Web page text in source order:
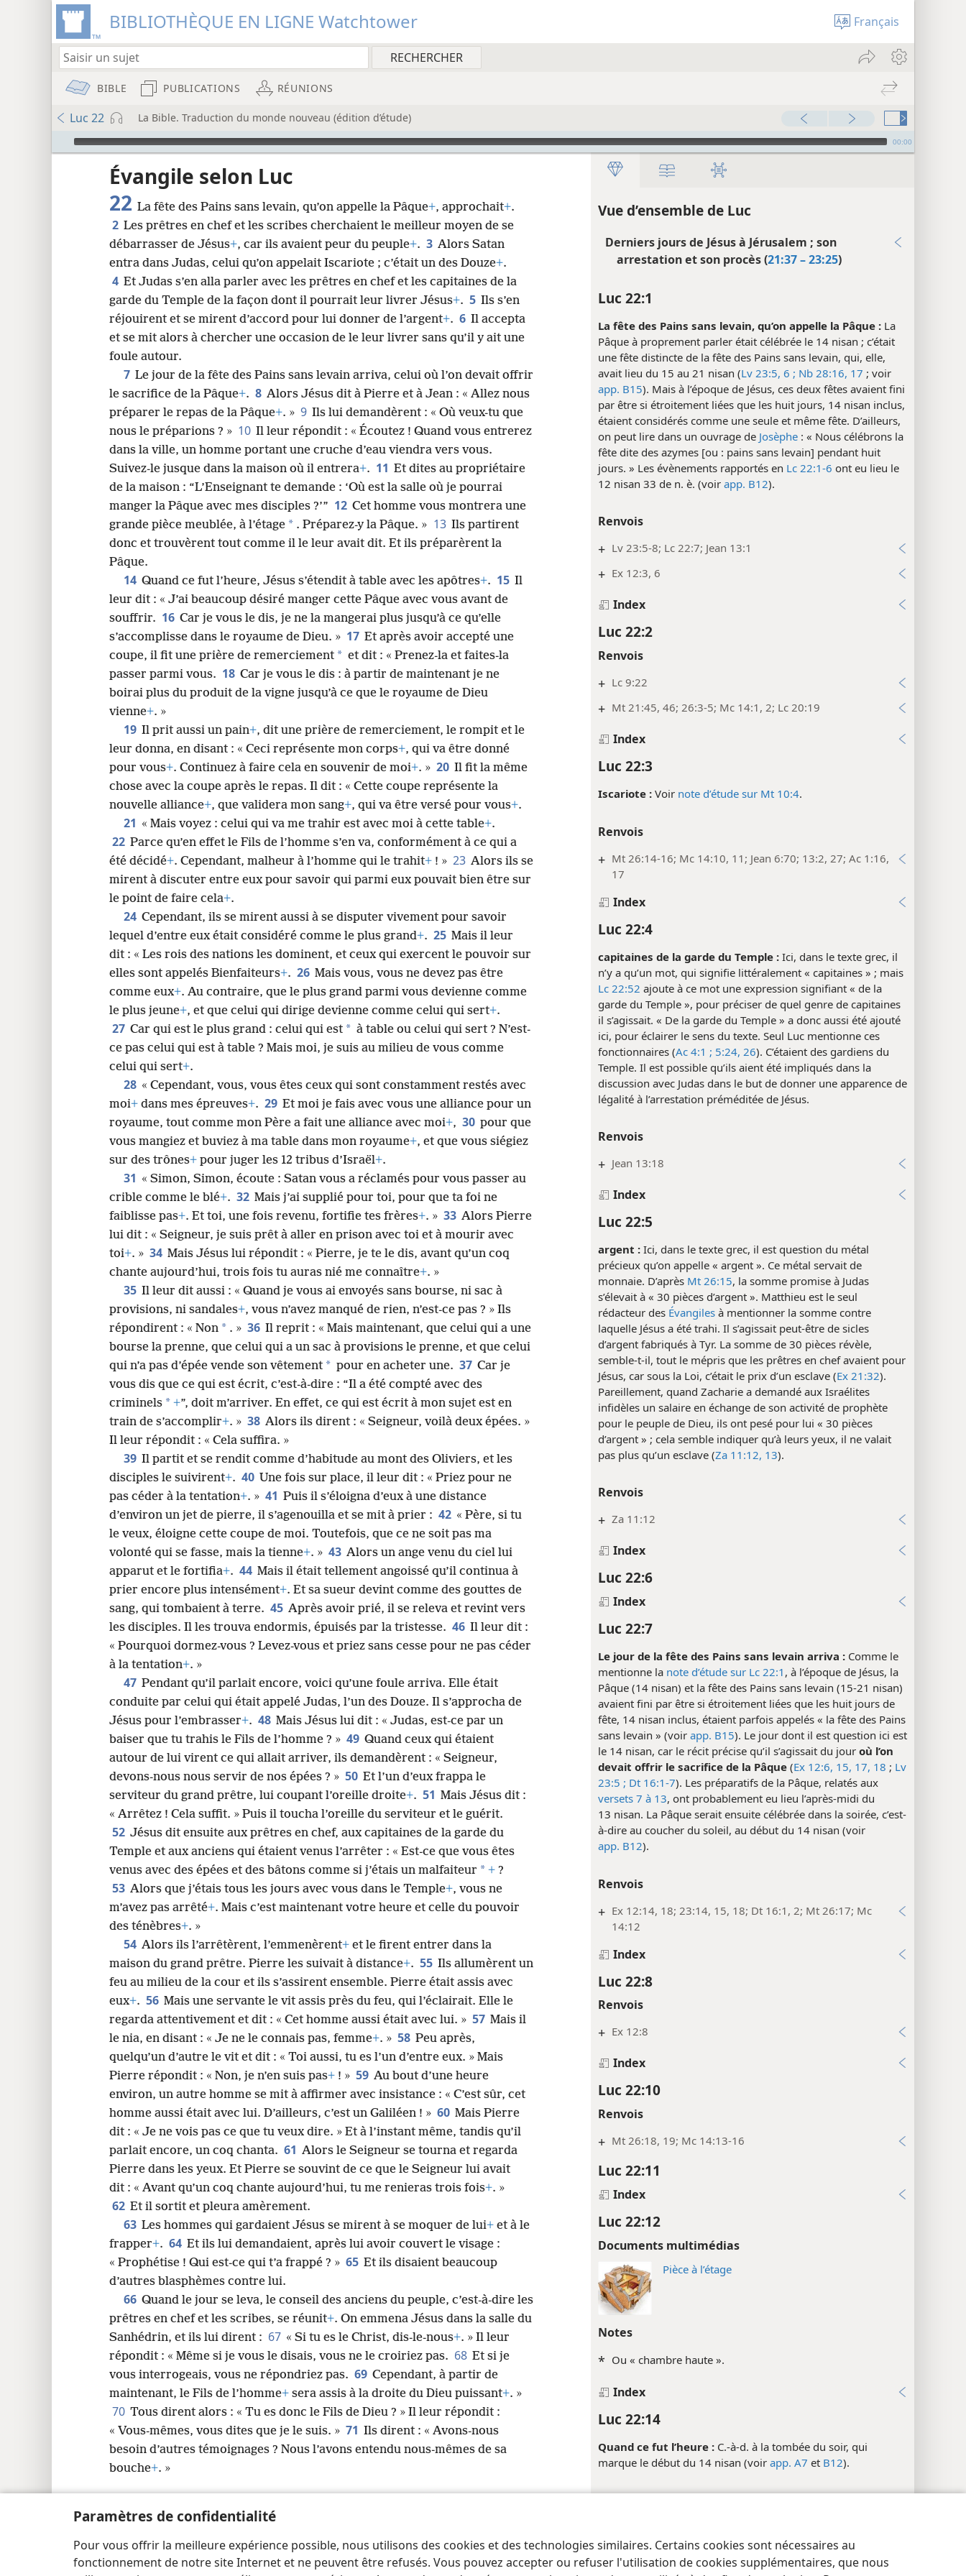
Paramètres de confidentialité
Pour vous offrir la meilleure expérience possible, nous utilisons des cookies et des technologies similaires. Certains cookies sont nécessaires au
fonctionnement de notre site Internet et ne peuvent être refusés. Vous pouvez accepter ou refuser l'utilisation de cookies supplémentaires, que nous
BIBLIOTHÈQUE EN LIGNE Watchtower Français
BIBLE PUBLICATIONS RÉUNIONS
Luc 22 La Bible. Traduction du monde nouveau (édition d’étude)
Audio Player 00:00
Vue d’ensemble de Luc
Derniers jours de Jésus à Jérusalem ; son
arrestation et son procès (21:37 – 23:25)
Luc 22:1
La fête des Pains sans levain, qu’on appelle la Pâque : La
Pâque à proprement parler était célébrée le 14 nisan ; c’était
une fête distincte de la fête des Pains sans levain, qui, elle,
avait lieu du 15 au 21 nisan (Lv 23:5, 6 ; Nb 28:16, 17 ; voir
app. B15). Mais à l’époque de Jésus, ces deux fêtes avaient fini
par être si étroitement liées que les huit jours, 14 nisan inclus,
étaient considérés comme une seule et même fête. D’ailleurs,
on peut lire dans un ouvrage de Josèphe : « Nous célébrons la
fête dite des azymes [ou : pains sans levain] pendant huit
jours. » Les évènements rapportés en Lc 22:1-6 ont eu lieu le
12 nisan 33 de n. è. (voir app. B12).
Renvois
+ Lv 23:5-8; Lc 22:7; Jean 13:1
+ Ex 12:3, 6
Index
Luc 22:2
Renvois
+ Lc 9:22
+ Mt 21:45, 46; 26:3-5; Mc 14:1, 2; Lc 20:19
Index
Luc 22:3
Iscariote : Voir note d’étude sur Mt 10:4.
Renvois
+ Mt 26:14-16; Mc 14:10, 11; Jean 6:70; 13:2, 27; Ac 1:16,
17
Index
Luc 22:4
capitaines de la garde du Temple : Ici, dans le texte grec, il
n’y a qu’un mot, qui signifie littéralement « capitaines » ; mais
Lc 22:52 ajoute à ce mot une expression signifiant « de la
garde du Temple », pour préciser de quel genre de capitaines
il s’agissait. « De la garde du Temple » a donc aussi été ajouté
ici, pour éclairer le sens du texte. Seul Luc mentionne ces
fonctionnaires (Ac 4:1 ; 5:24, 26). C’étaient des gardiens du
Temple. Il est possible qu’ils aient été impliqués dans la
discussion avec Judas dans le but de donner une apparence de
légalité à l’arrestation préméditée de Jésus.
Renvois
+ Jean 13:18
Index
Luc 22:5
argent : Ici, dans le texte grec, il est question du métal
précieux qu’on appelle « argent ». Ce métal servait de
monnaie. D’après Mt 26:15, la somme promise à Judas
s’élevait à « 30 pièces d’argent ». Matthieu est le seul
rédacteur des Évangiles à mentionner la somme contre
laquelle Jésus a été trahi. Il s’agissait peut-être de sicles
d’argent fabriqués à Tyr. La somme de 30 pièces révèle,
semble-t-il, tout le mépris que les prêtres en chef avaient pour
Jésus, car sous la Loi, c’était le prix d’un esclave (Ex 21:32).
Pareillement, quand Zacharie a demandé aux Israélites
infidèles un salaire en échange de son activité de prophète
pour le peuple de Dieu, ils ont pesé pour lui « 30 pièces
d’argent » ; cela semble indiquer qu’à leurs yeux, il ne valait
pas plus qu’un esclave (Za 11:12, 13).
Renvois
+ Za 11:12
Index
Luc 22:6
Index
Luc 22:7
Le jour de la fête des Pains sans levain arriva : Comme le
mentionne la note d’étude sur Lc 22:1 , à l’époque de Jésus, la
Pâque (14 nisan) et la fête des Pains sans levain (15-21 nisan)
avaient fini par être si étroitement liées que les huit jours de
fête, 14 nisan inclus, étaient parfois appelés « la fête des Pains
sans levain » (voir app. B15). Le jour dont il est question ici est
le 14 nisan, car le récit précise qu’il s’agissait du jour où l’on
devait offrir le sacrifice de la Pâque (Ex 12:6, 15, 17, 18 ; Lv
23:5 ; Dt 16:1-7). Les préparatifs de la Pâque, relatés aux
versets 7 à 13, ont probablement eu lieu l’après-midi du
13 nisan. La Pâque serait ensuite célébrée dans la soirée, c’est-
à-dire au coucher du soleil, au début du 14 nisan (voir
app. B12).
Renvois
+ Ex 12:14, 18; 23:14, 15, 18; Dt 16:1, 2; Mt 26:17; Mc
14:12
Index
Luc 22:8
Renvois
+ Ex 12:8
Index
Luc 22:10
Renvois
+ Mt 26:18, 19; Mc 14:13-16
Luc 22:11
Index
Luc 22:12
Documents multimédias
Pièce à l’étage
Notes
* Ou « chambre haute ».
Index
Luc 22:14
Quand ce fut l’heure : C.-à-d. à la tombée du soir, qui
marque le début du 14 nisan (voir app. A7 et B12).
Luc 22:15
Évangile selon Luc
22 La fête des Pains sans levain, qu’on appelle la Pâque+, approchait+.
2 Les prêtres en chef et les scribes cherchaient le meilleur moyen de se
débarrasser de Jésus+, car ils avaient peur du peuple+. 3 Alors Satan
entra dans Judas, celui qu’on appelait Iscariote ; c’était un des Douze+.
4 Et Judas s’en alla parler avec les prêtres en chef et les capitaines de la
garde du Temple de la façon dont il pourrait leur livrer Jésus+. 5 Ils s’en
réjouirent et se mirent d’accord pour lui donner de l’argent+. 6 Il accepta
et se mit alors à chercher une occasion de le leur livrer sans qu’il y ait une
foule autour.
7 Le jour de la fête des Pains sans levain arriva, celui où l’on devait offrir
le sacrifice de la Pâque+. 8 Alors Jésus dit à Pierre et à Jean : « Allez nous
préparer le repas de la Pâque+. » 9 Ils lui demandèrent : « Où veux-tu que
nous le préparions ? » 10 Il leur répondit : « Écoutez ! Quand vous entrerez
dans la ville, un homme portant une cruche d’eau viendra vers vous.
Suivez-le jusque dans la maison où il entrera+. 11 Et dites au propriétaire
de la maison : “L’Enseignant te demande : ‘Où est la salle où je pourrai
manger la Pâque avec mes disciples ?’” 12 Cet homme vous montrera une
grande pièce meublée, à l’étage * . Préparez-y la Pâque. » 13 Ils partirent
donc et trouvèrent tout comme il le leur avait dit. Et ils préparèrent la
Pâque.
14 Quand ce fut l’heure, Jésus s’étendit à table avec les apôtres+. 15 Il
leur dit : « J’ai beaucoup désiré manger cette Pâque avec vous avant de
souffrir. 16 Car je vous le dis, je ne la mangerai plus jusqu’à ce qu’elle
s’accomplisse dans le royaume de Dieu. » 17 Et après avoir accepté une
coupe, il fit une prière de remerciement * et dit : « Prenez-la et faites-la
passer parmi vous. 18 Car je vous le dis : à partir de maintenant je ne
boirai plus du produit de la vigne jusqu’à ce que le royaume de Dieu
vienne+. »
19 Il prit aussi un pain+, dit une prière de remerciement, le rompit et le
leur donna, en disant : « Ceci représente mon corps+, qui va être donné
pour vous+. Continuez à faire cela en souvenir de moi+. » 20 Il fit la même
chose avec la coupe après le repas. Il dit : « Cette coupe représente la
nouvelle alliance+, que validera mon sang+, qui va être versé pour vous+.
21 « Mais voyez : celui qui va me trahir est avec moi à cette table+.
22 Parce qu’en effet le Fils de l’homme s’en va, conformément à ce qui a
été décidé+. Cependant, malheur à l’homme qui le trahit+ ! » 23 Alors ils se
mirent à discuter entre eux pour savoir qui parmi eux pouvait bien être sur
le point de faire cela+.
24 Cependant, ils se mirent aussi à se disputer vivement pour savoir
lequel d’entre eux était considéré comme le plus grand+. 25 Mais il leur
dit : « Les rois des nations les dominent, et ceux qui exercent le pouvoir sur
elles sont appelés Bienfaiteurs+. 26 Mais vous, vous ne devez pas être
comme eux+. Au contraire, que le plus grand parmi vous devienne comme
le plus jeune+, et que celui qui dirige devienne comme celui qui sert+.
27 Car qui est le plus grand : celui qui est * à table ou celui qui sert ? N’est-
ce pas celui qui est à table ? Mais moi, je suis au milieu de vous comme
celui qui sert+.
28 « Cependant, vous, vous êtes ceux qui sont constamment restés avec
moi+ dans mes épreuves+. 29 Et moi je fais avec vous une alliance pour un
royaume, tout comme mon Père a fait une alliance avec moi+, 30 pour que
vous mangiez et buviez à ma table dans mon royaume+, et que vous siégiez
sur des trônes+ pour juger les 12 tribus d’Israël+.
31 « Simon, Simon, écoute : Satan vous a réclamés pour vous passer au
crible comme le blé+. 32 Mais j’ai supplié pour toi, pour que ta foi ne
faiblisse pas+. Et toi, une fois revenu, fortifie tes frères+. » 33 Alors Pierre
lui dit : « Seigneur, je suis prêt à aller en prison avec toi et à mourir avec
toi+. » 34 Mais Jésus lui répondit : « Pierre, je te le dis, avant qu’un coq
chante aujourd’hui, trois fois tu auras nié me connaître+. »
35 Il leur dit aussi : « Quand je vous ai envoyés sans bourse, ni sac à
provisions, ni sandales+, vous n’avez manqué de rien, n’est-ce pas ? » Ils
répondirent : « Non * . » 36 Il reprit : « Mais maintenant, que celui qui a une
bourse la prenne, que celui qui a un sac à provisions le prenne, et que celui
qui n’a pas d’épée vende son vêtement * pour en acheter une. 37 Car je
vous dis que ce qui est écrit, c’est-à-dire : “Il a été compté avec des
criminels * +”, doit m’arriver. En effet, ce qui est écrit à mon sujet est en
train de s’accomplir+. » 38 Alors ils dirent : « Seigneur, voilà deux épées. »
Il leur répondit : « Cela suffira. »
39 Il partit et se rendit comme d’habitude au mont des Oliviers, et les
disciples le suivirent+. 40 Une fois sur place, il leur dit : « Priez pour ne
pas céder à la tentation+. » 41 Puis il s’éloigna d’eux à une distance
d’environ un jet de pierre, il s’agenouilla et se mit à prier : 42 « Père, si tu
le veux, éloigne cette coupe de moi. Toutefois, que ce ne soit pas ma
volonté qui se fasse, mais la tienne+. » 43 Alors un ange venu du ciel lui
apparut et le fortifia+. 44 Mais il était tellement angoissé qu’il continua à
prier encore plus intensément+. Et sa sueur devint comme des gouttes de
sang, qui tombaient à terre. 45 Après avoir prié, il se releva et revint vers
les disciples. Il les trouva endormis, épuisés par la tristesse. 46 Il leur dit :
« Pourquoi dormez-vous ? Levez-vous et priez sans cesse pour ne pas céder
à la tentation+. »
47 Pendant qu’il parlait encore, voici qu’une foule arriva. Elle était
conduite par celui qui était appelé Judas, l’un des Douze. Il s’approcha de
Jésus pour l’embrasser+. 48 Mais Jésus lui dit : « Judas, est-ce par un
baiser que tu trahis le Fils de l’homme ? » 49 Quand ceux qui étaient
autour de lui virent ce qui allait arriver, ils demandèrent : « Seigneur,
devons-nous nous servir de nos épées ? » 50 Et l’un d’eux frappa le
serviteur du grand prêtre, lui coupant l’oreille droite+. 51 Mais Jésus dit :
« Arrêtez ! Cela suffit. » Puis il toucha l’oreille du serviteur et le guérit.
52 Jésus dit ensuite aux prêtres en chef, aux capitaines de la garde du
Temple et aux anciens qui étaient venus l’arrêter : « Est-ce que vous êtes
venus avec des épées et des bâtons comme si j’étais un malfaiteur * + ?
53 Alors que j’étais tous les jours avec vous dans le Temple+, vous ne
m’avez pas arrêté+. Mais c’est maintenant votre heure et celle du pouvoir
des ténèbres+. »
54 Alors ils l’arrêtèrent, l’emmenèrent+ et le firent entrer dans la
maison du grand prêtre. Pierre les suivait à distance+. 55 Ils allumèrent un
feu au milieu de la cour et ils s’assirent ensemble. Pierre était assis avec
eux+. 56 Mais une servante le vit assis près du feu, qui l’éclairait. Elle le
regarda attentivement et dit : « Cet homme aussi était avec lui. » 57 Mais il
le nia, en disant : « Je ne le connais pas, femme+. » 58 Peu après,
quelqu’un d’autre le vit et dit : « Toi aussi, tu es l’un d’entre eux. » Mais
Pierre répondit : « Non, je n’en suis pas+ ! » 59 Au bout d’une heure
environ, un autre homme se mit à affirmer avec insistance : « C’est sûr, cet
homme aussi était avec lui. D’ailleurs, c’est un Galiléen ! » 60 Mais Pierre
dit : « Je ne vois pas ce que tu veux dire. » Et à l’instant même, tandis qu’il
parlait encore, un coq chanta. 61 Alors le Seigneur se tourna et regarda
Pierre dans les yeux. Et Pierre se souvint de ce que le Seigneur lui avait
dit : « Avant qu’un coq chante aujourd’hui, tu me renieras trois fois+. »
62 Et il sortit et pleura amèrement.
63 Les hommes qui gardaient Jésus se mirent à se moquer de lui+ et à le
frapper+. 64 Et ils lui demandaient, après lui avoir couvert le visage :
« Prophétise ! Qui est-ce qui t’a frappé ? » 65 Et ils disaient beaucoup
d’autres blasphèmes contre lui.
66 Quand le jour se leva, le conseil des anciens du peuple, c’est-à-dire les
prêtres en chef et les scribes, se réunit+. On emmena Jésus dans la salle du
Sanhédrin, et ils lui dirent : 67 « Si tu es le Christ, dis-le-nous+. » Il leur
répondit : « Même si je vous le disais, vous ne le croiriez pas. 68 Et si je
vous interrogeais, vous ne répondriez pas. 69 Cependant, à partir de
maintenant, le Fils de l’homme+ sera assis à la droite du Dieu puissant+. »
70 Tous dirent alors : « Tu es donc le Fils de Dieu ? » Il leur répondit :
« Vous-mêmes, vous dites que je le suis. » 71 Ils dirent : « Avons-nous
besoin d’autres témoignages ? Nous l’avons entendu nous-mêmes de sa
bouche+. »
Copyright© 2026 Watch Tower Bible and Tract Society of Pennsylvania Conditions d’utilisation Règles de confidentialité Paramètres de confidentialité JW.ORG Se connecter